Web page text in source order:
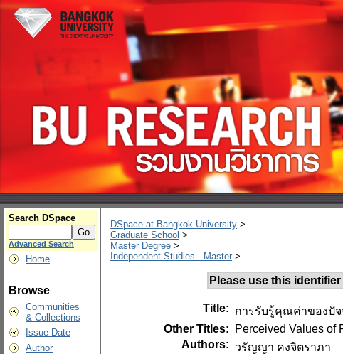
Search DSpace
Advanced Search
Home
Browse
Communities
& Collections
Issue Date
Author
DSpace at Bangkok University >
Graduate School >
Master Degree >
Independent Studies - Master >
Please use this
Title: การรับรู้คุณค่าของปั
Other Titles:
Perceived Values of
Authors: วรัญญา คงจิตราภา